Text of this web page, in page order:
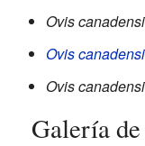
Ovis
Ovis
Ovis
Galería